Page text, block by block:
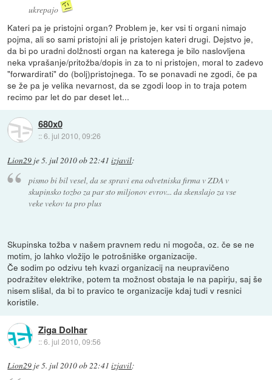
ukrepajo
Kateri pa je pristojni organ? Problem je, ker vsi ti organi nimajo
pojma, ali so sami pristojni ali je pristojen kateri drugi. Dejstvo je,
da bi po uradni dolžnosti organ na katerega je bilo naslovljena
neka vprašanje/pritožba/dopis in za to ni pristojen, moral to zadevo
"forwardirati" do (bolj)pristojnega. To se ponavadi ne zgodi, če pa
se že pa je velika nevarnost, da se zgodi loop in to traja potem
recimo par let do par deset let...
680x0
::6. jul 2010, 09:26
Lion29 je5. jul 2010 ob 22:41 izjavil:
pismo bi bil vesel, da se spravi ena odvetniska firma v ZDA v
skupinsko tozbo za par sto miljonov evrov... da skenslajo za vse
veke vekov ta pro plus
Skupinska tožba v našem pravnem redu ni mogoča, oz. če se ne
motim, jo lahko vložijo le potrošniške organizacije.
Če sodim po odzivu teh kvazi organizacij na neupravičeno
podražitev elektrike, potem ta možnost obstaja le na papirju, saj še
nisem slišal, da bi to pravico te organizacije kdaj tudi v resnici
koristile.
Ziga Dolhar
::6. jul 2010, 09:56
Lion29 je5. jul 2010 ob 22:41 izjavil: